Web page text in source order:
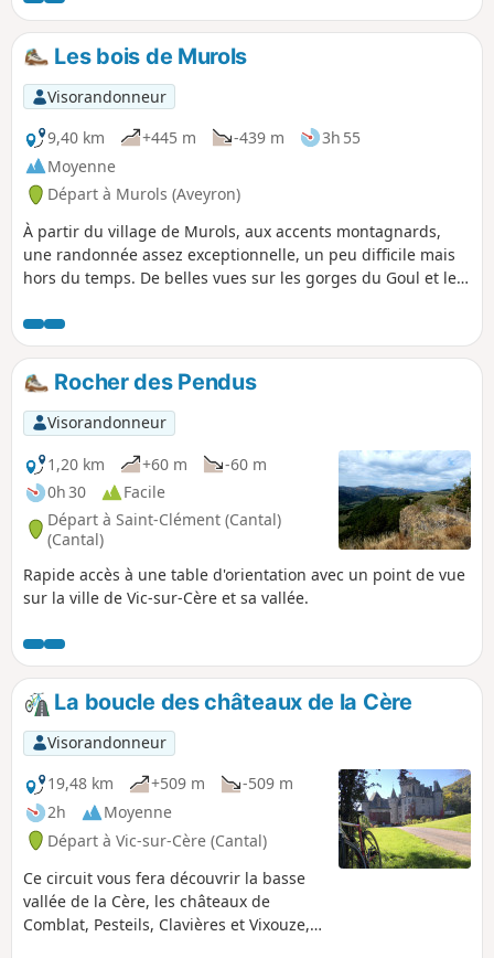
Les bois de Murols
Visorandonneur
9,40 km
+445 m -439 m
3h 55
Moyenne
Départ à Murols (Aveyron)
À partir du village de Murols, aux accents montagnards,
une randonnée assez exceptionnelle, un peu difficile mais
hors du temps. De belles vues sur les gorges du Goul et le
Cantal avec le Puy Griou qui se détache au loin.
Rocher des Pendus
Visorandonneur
1,20 km
+60 m
-60 m
0h 30
Facile
Départ à Saint-Clément (Cantal)
(Cantal)
Rapide accès à une table d'orientation avec un point de vue
sur la ville de Vic-sur-Cère et sa vallée.
La boucle des châteaux de la Cère
Visorandonneur
19,48 km
+509 m
-509 m
2h
Moyenne
Départ à Vic-sur-Cère (Cantal)
Ce circuit vous fera découvrir la basse
vallée de la Cère, les châteaux de
Comblat, Pesteils, Clavières et Vixouze,